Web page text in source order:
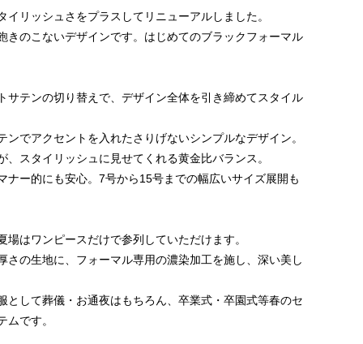
リッシュさをプラスしてリニューアルしました。
きのこないデザインです。はじめてのブラックフォーマル
サテンの切り替えで、デザイン全体を引き締めてスタイル
でアクセントを入れたさりげないシンプルなデザイン。
スタイリッシュに見せてくれる黄金比バランス。
ナー的にも安心。7号から15号までの幅広いサイズ展開も
はワンピースだけで参列していただけます。
さの生地に、フォーマル専用の濃染加工を施し、深い美し
として葬儀・お通夜はもちろん、卒業式・卒園式等春のセ
ムです。